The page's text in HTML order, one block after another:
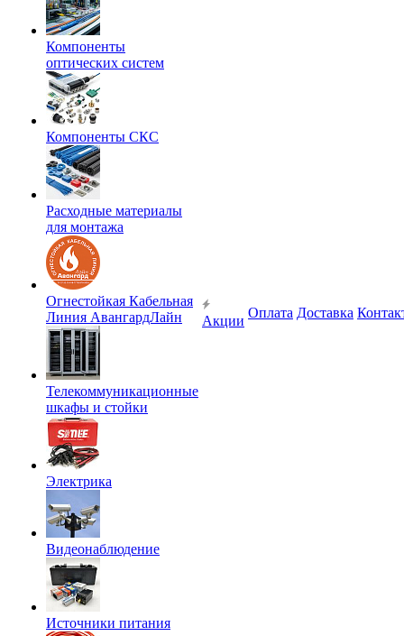
Компоненты
оптических систем
Компоненты СКС
Расходные материалы
для монтажа
Огнестойкая Кабельная
Линия АвангардЛайн
Телекоммуникационные
шкафы и стойки
Электрика
Видеонаблюдение
Источники питания
Акции
Оплата Доставка